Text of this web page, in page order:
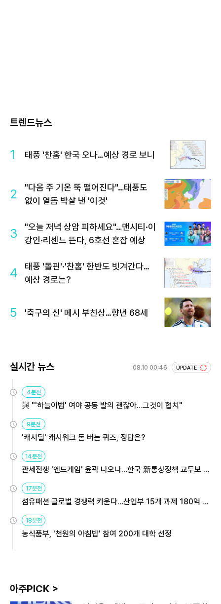
트렌드뉴스
1 태풍 '찬홈' 한국 오나…예상 경로 보니
2
"다음 주 기온 뚝 떨어진다"…태풍도
없이 열돔 박살 낸 '이것'
3
"오늘 저녁 상암 피하세요"…맨시티·이
강인·리센느 뜬다, 6호선 혼잡 예상
4
태풍 '돌핀'·'찬홈' 한반도 빗겨간다…
예상 경로는?
5 '축구의 신' 메시 부친상…향년 68세
실시간 뉴스 08.10 00:46 UPDATE
4분전
與 "'하늘이법' 여야 공동 발의 괜찮아…그것이 협치"
9분전
'캐시딜' 캐시워크 돈 버는 퀴즈, 정답은?
14분전
관세전쟁 '엔드게임' 윤곽 나오나…한국 新통상정책 교두보 활
용해야
17분전
섬유패션 글로벌 경쟁력 키운다…산업부 15개 과제 180억 지
원
18분전
농식품부, '천원의 아침밥' 참여 200개 대학 선정
아주PICK >